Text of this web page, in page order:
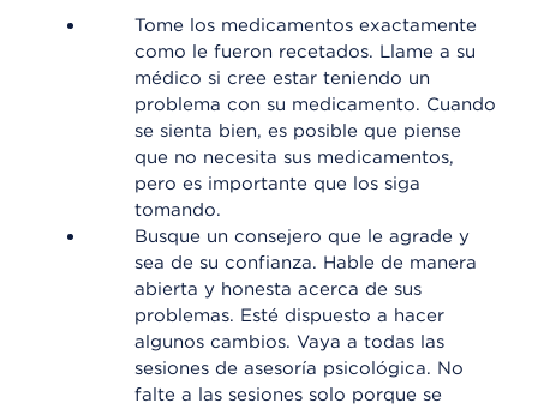
Tome los medicamentos exactamente
como le fueron recetados. Llame a su
médico si cree estar teniendo un
problema con su medicamento. Cuando
se sienta bien, es posible que piense
que no necesita sus medicamentos,
pero es importante que los siga
tomando.
Busque un consejero que le agrade y
sea de su confianza. Hable de manera
abierta y honesta acerca de sus
problemas. Esté dispuesto a hacer
algunos cambios. Vaya a todas las
sesiones de asesoría psicológica. No
falte a las sesiones solo porque se